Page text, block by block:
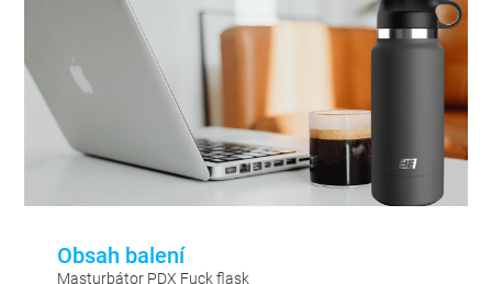
Obsah balení
Masturbátor PDX Fuck flask